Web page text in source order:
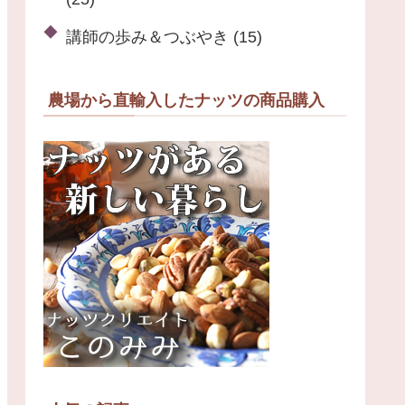
講師の歩み＆つぶやき (15)
農場から直輸入したナッツの商品購入